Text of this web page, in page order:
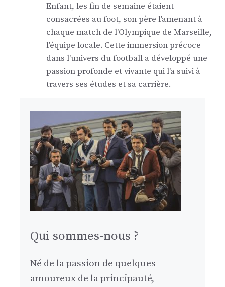
Enfant, les fin de semaine étaient
consacrées au foot, son père l'amenant à
chaque match de l'Olympique de Marseille,
l'équipe locale. Cette immersion précoce
dans l'univers du football a développé une
passion profonde et vivante qui l'a suivi à
travers ses études et sa carrière.
Qui sommes-nous ?
Né de la passion de quelques
amoureux de la principauté,